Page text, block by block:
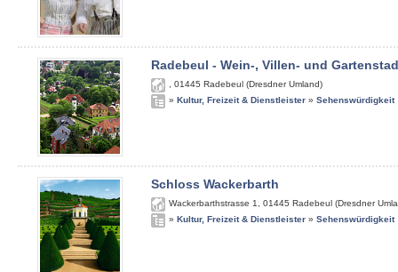
Radebeul - Wein-, Villen- und
01445 Radebeul (Dresdner Umland)
» Kultur, Freizeit & Dienstleister » Sehenswürdigkeit
Schloss Wackerbarth
Wackerbarthstrasse 1 01445 Radebeul (Dresdner
» Kultur, Freizeit & Dienstleister » Sehenswürdigkeit